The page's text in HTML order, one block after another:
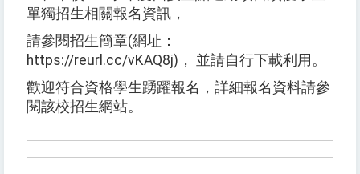
單獨招生相關報名資訊，
請參閱招生簡章(網址：
https://reurl.cc/vKAQ8j)， 並請自行下載利用。
歡迎符合資格學生踴躍報名，詳細報名資料請參
閱該校招生網站。